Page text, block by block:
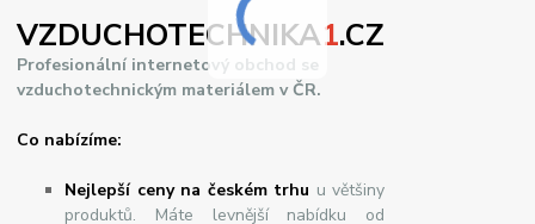
VZDUCHOTECHNIKA1.CZ
Profesionální internetový obchod se
vzduchotechnickým materiálem v ČR.
Co nabízíme:
Nejlepší ceny na českém trhu u většiny
produktů. Máte levnější nabídku od